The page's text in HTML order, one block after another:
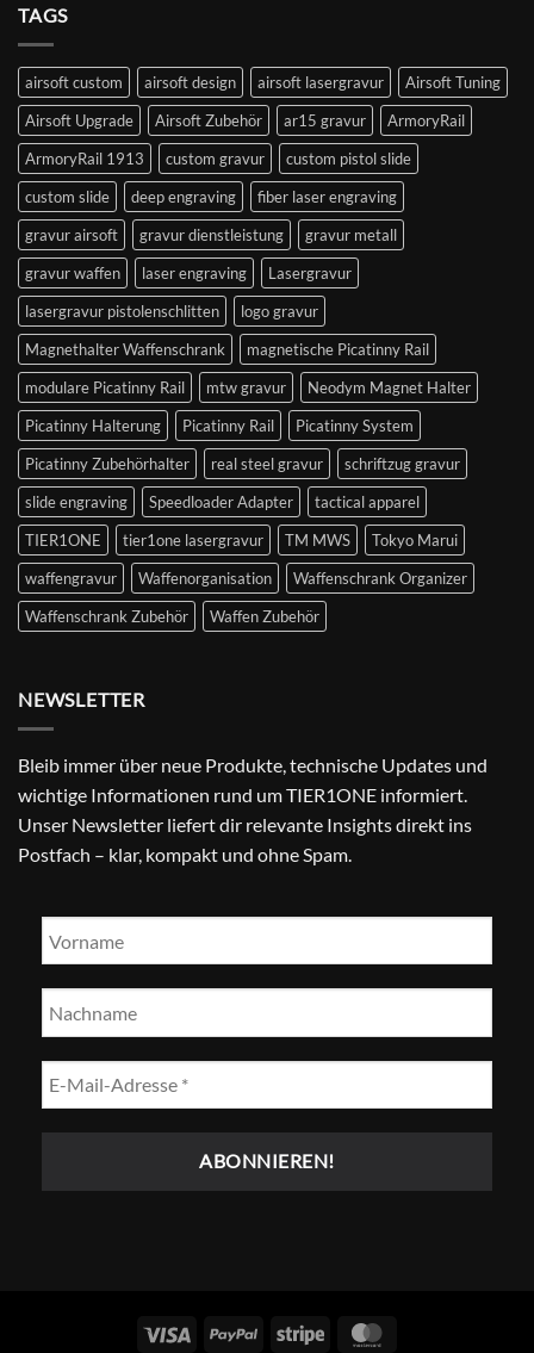
TAGS
airsoft custom airsoft design airsoft lasergravur
Airsoft Tuning
Airsoft Upgrade
Airsoft Zubehör ar15 gravur
ArmoryRail
ArmoryRail 1913
custom gravur
custom pistol slide
custom slide
deep engraving
fiber laser engraving
gravur airsoft
gravur dienstleistung
gravur metall
gravur waffen
laser engraving
Lasergravur
lasergravur pistolenschlitten
logo gravur
Magnethalter Waffenschrank
magnetische Picatinny Rail
modulare Picatinny Rail
mtw gravur
Neodym Magnet Halter
Picatinny Halterung
Picatinny Rail
Picatinny System
Picatinny Zubehörhalter
real steel gravur
schriftzug gravur
slide engraving
Speedloader Adapter
tactical apparel
TIER1ONE
tier1one lasergravur TM MWS
Tokyo Marui
waffengravur
Waffenorganisation
Waffenschrank Organizer
Waffenschrank Zubehör
Waffen Zubehör
NEWSLETTER
Bleib immer über neue Produkte, technische Updates und
wichtige Informationen rund um TIER1ONE informiert.
Unser Newsletter liefert dir relevante Insights direkt ins
Postfach – klar, kompakt und ohne Spam.
Visum PayPal Streifen